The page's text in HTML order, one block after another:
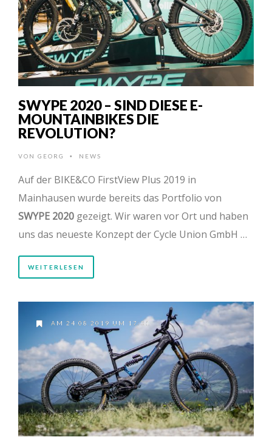
SWYPE 2020 – SIND DIESE E-
MOUNTAINBIKES DIE
REVOLUTION?
VON GEORG • NEWS
Auf der BIKE&CO FirstView Plus 2019 in
Mainhausen wurde bereits das Portfolio von
SWYPE 2020 gezeigt. Wir waren vor Ort und haben
uns das neueste Konzept der Cycle Union GmbH …
WEITERLESEN
AM 24.08.2019 UM 17:51